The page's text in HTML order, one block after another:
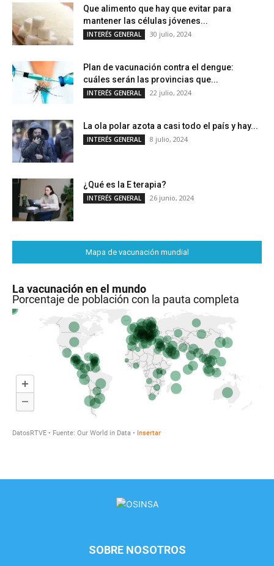
Que alimento que hay que evitar para
mantener las células jóvenes...
INTERÉS GENERAL 30 julio, 2024
Plan de vacunación contra el dengue:
cuáles serán las provincias que...
INTERÉS GENERAL 22 julio, 2024
La ola polar azota a casi todo el país y hay...
INTERÉS GENERAL 8 julio, 2024
¿Qué es la E terapia?
INTERÉS GENERAL 26 junio, 2024
Mapa de vacunación mundial
SOBRE NOSOTROS